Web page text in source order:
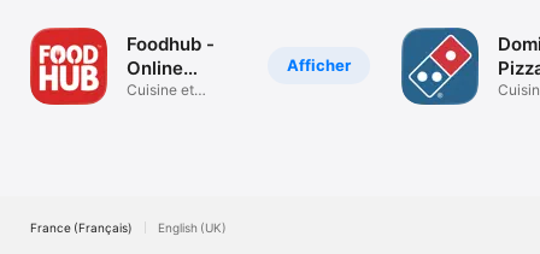
Afficher
Foodhub -
Online
Takeaways
Cuisine et
France (Français) English (UK)